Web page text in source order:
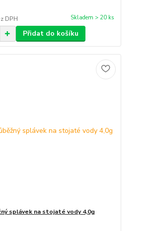
DPH Skladem > 20 ks
Přidat do košíku
splávek na stojaté vody 4,0g